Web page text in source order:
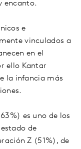
encanto.
e
vinculados a
en el
ello Kantar
la infancia más
es uno de los
de
Z (51%), de